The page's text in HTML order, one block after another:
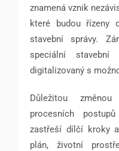
znamená vznik
které budou řízeny
stavební správy.
speciální
digitalizovaný s
Důležitou
procesních
zastřeší dílčí kroky
plán, životní